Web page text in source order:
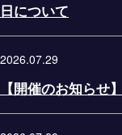
日について
2026.07.29
【開催のお知らせ